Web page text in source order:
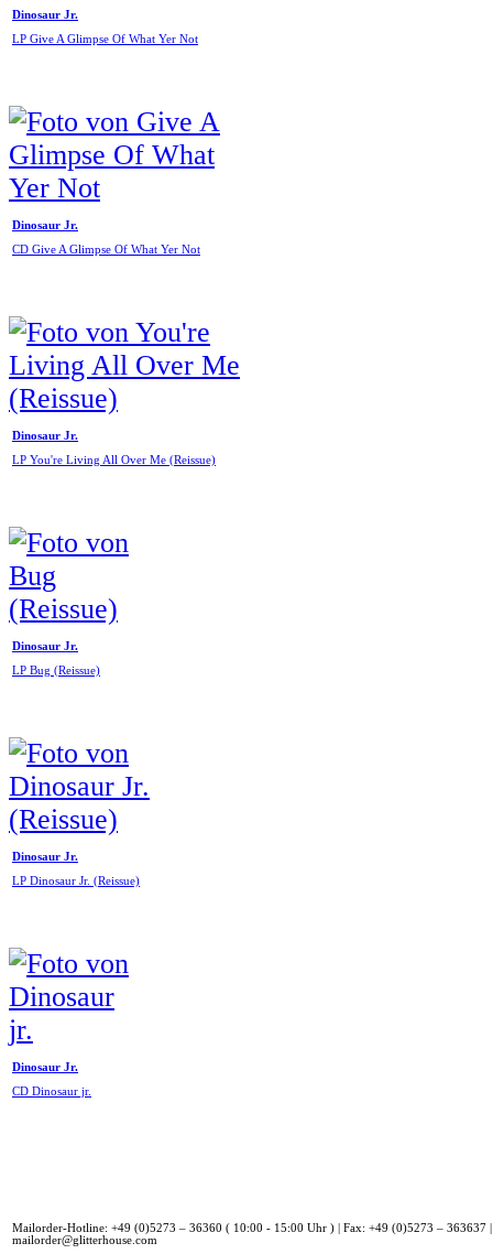
Dinosaur Jr.
LP Give A Glimpse Of What Yer Not
Dinosaur Jr.
CD Give A Glimpse Of What Yer Not
Dinosaur Jr.
LP You're Living All Over Me (Reissue)
Dinosaur Jr.
LP Bug (Reissue)
Dinosaur Jr.
LP Dinosaur Jr. (Reissue)
Dinosaur Jr.
CD Dinosaur jr.
Mailorder-Hotline: +49 (0)5273 – 36360 ( 10:00 - 15:00 Uhr ) | Fax: +49 (0)5273 – 363637
mailorder@glitterhouse.com